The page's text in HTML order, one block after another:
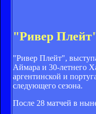
"Ривер
"Ривер Плейт",
Аймара и 30-летнего
аргентинской и
следующего сезона.
После 28 матчей в